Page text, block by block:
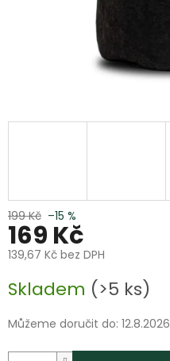
199 Kč –15 %
169 Kč
139,67 Kč bez DPH
cena:
Skladem (>5 ks)
Můžeme doručit do: 12.8.2026